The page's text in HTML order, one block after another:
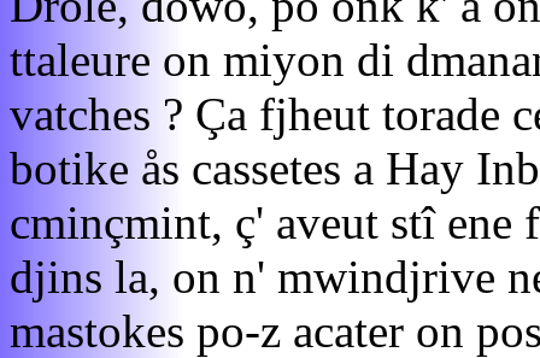
ttaleure on miyon di
vatches ? Ça fjheut torade
botike ås cassetes a Hay
cminçmint, ç' aveut stî ene
djins la, on n' mwindjrive
mastokes po-z acater on